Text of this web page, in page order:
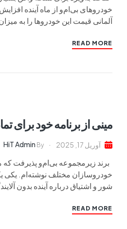
آلمانی قیمت این خودروها را به میزان ۲٬۴۰۰ دلار افزایش خواهد
READ MORE
مینی از برنامه خود برای تمام‌برقی
آوریل 17, 2025 By
HiT Admin
برند زیرمجموعه بی‌ام‌و پذیرفت که
خودروسازان مختلف نوشته‌ام. یکی
شور و اشتیاق درباره آینده بدون
READ MORE